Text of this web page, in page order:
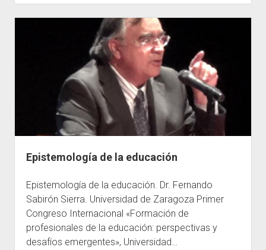
pedagógicas
en
educación
intercultural
como
desafíos
para
la
práctica
docente
Epistemología de la educación
Epistemología de la educación. Dr. Fernando
Sabirón Sierra. Universidad de Zaragoza Primer
Congreso Internacional «Formación de
profesionales de la educación: perspectivas y
desafíos emergentes», Universidad…